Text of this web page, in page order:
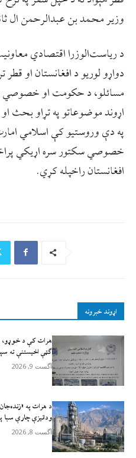
وزير محمد بن عبدالرحمن ال
د رياست‌الوزرا اقتصادي
دواړو لوريو د افغانستان او
مسائلو، د حکومت او خصوصي
اړوند موضوعاتو په تړاو
په دې وروستيو کې اسلامي
خصوصي سکتور سره اړيکي
افغانستان راخپله کړي.
اړوند خبرونه
هرات کې د خوړو،
ګټې اخيستنې ته
آگست 9, 2026
د هرات په
ودانیزې چارې سبا
آگست 8, 2026